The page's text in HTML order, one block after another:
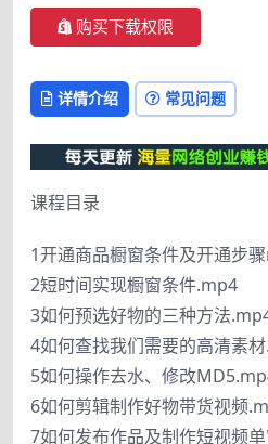
购买下载权限
详情介绍 常见问题
课程目录
1开通商品橱窗条件及开通步
2短时间实现橱窗条件.mp4
3如何预选好物的三种方法
4如何查找我们需要的高清素
5如何操作去水、修改
6如何剪辑制作好物带货视频
7如何发布作品及制作短视频